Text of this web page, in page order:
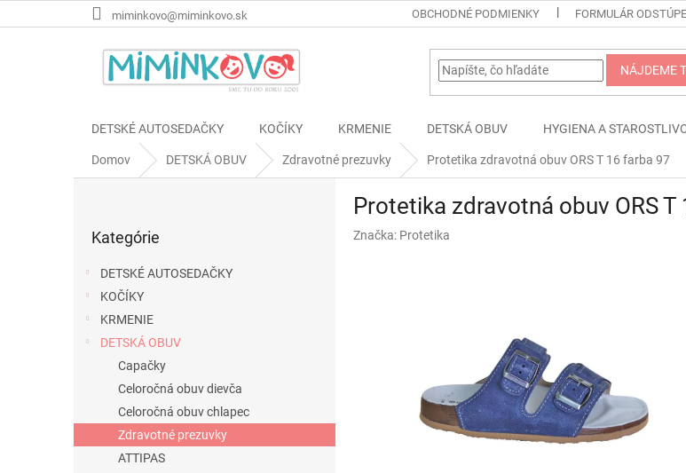
na
miminkovo@miminkovo.sk OBCHODNÉ PODMIENKY FORMULÁR
NÁJDEME
DETSKÉ AUTOSEDAČKY KOČÍKY KRMENIE DETSKÁ OBUV HYGIENA A
Domov DETSKÁ OBUV Zdravotné prezuvky Protetika zdravotná obuv ORS T 16 farba 97
kategórie
Kategórie
DETSKÉ AUTOSEDAČKY
KOČÍKY
KRMENIE
DETSKÁ OBUV
Capačky
Celoročná obuv dievča
Celoročná obuv chlapec
Zdravotné prezuvky
ATTIPAS
Protetika zdravotná obuv ORS
Značka: Protetika